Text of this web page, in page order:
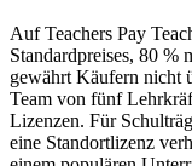
Auf Teachers Pay
Standardpreises, 80
gewährt Käufern nicht
Team von fünf
Lizenzen. Für
eine Standortlizenz